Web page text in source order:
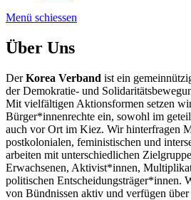
Menü schiessen
Über Uns
DerKorea Verband ist ein
der Demokratie- und
Mit vielfältigen Aktionsformen setzen
Bürger*innenrechte ein, sowohl im
auch vor Ort im Kiez. Wir hinterfragen
postkolonialen, feministischen und
arbeiten mit unterschiedlichen
Erwachsenen, Aktivist*innen,
politischen Entscheidungsträger*innen.
von Bündnissen aktiv und verfügen